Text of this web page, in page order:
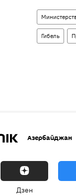
Гибель
Азербайджан
Дзен